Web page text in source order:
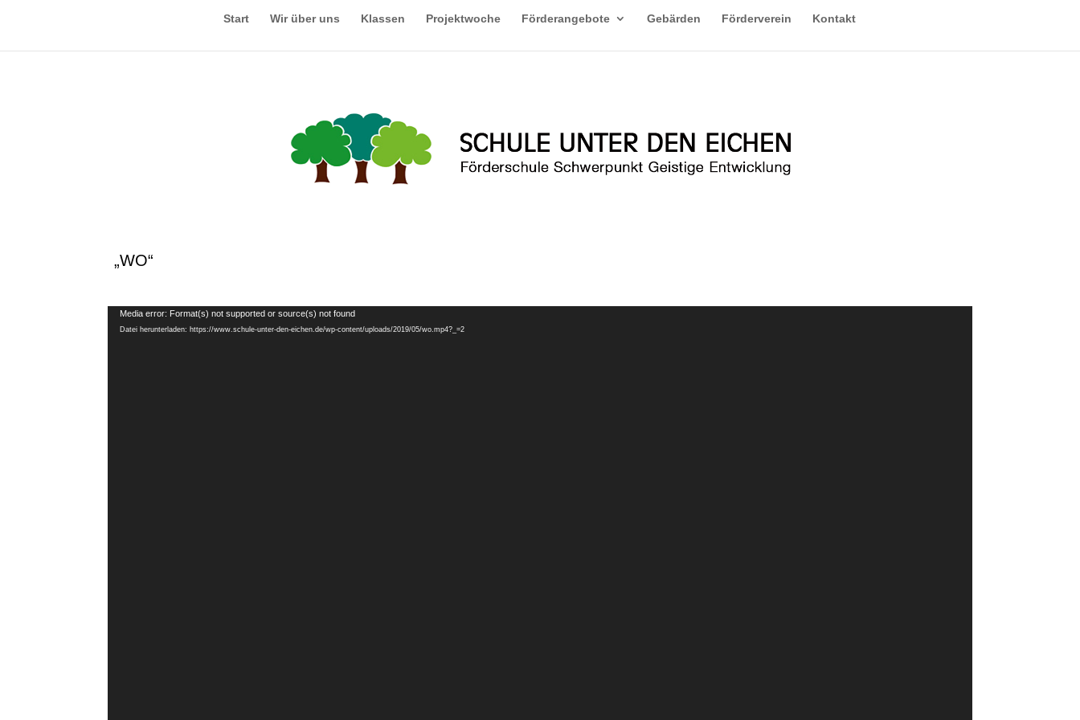
Start Wir über uns Klassen Projektwoche Förderangebote Gebärden Förderverein Kontakt
„WO“
Video-
Player
Media error: Format(s) not supported or source(s) not found
Datei herunterladen: https://www.schule-unter-den-eichen.de/wp-content/uploads/2019/05/wo.mp4?_=2